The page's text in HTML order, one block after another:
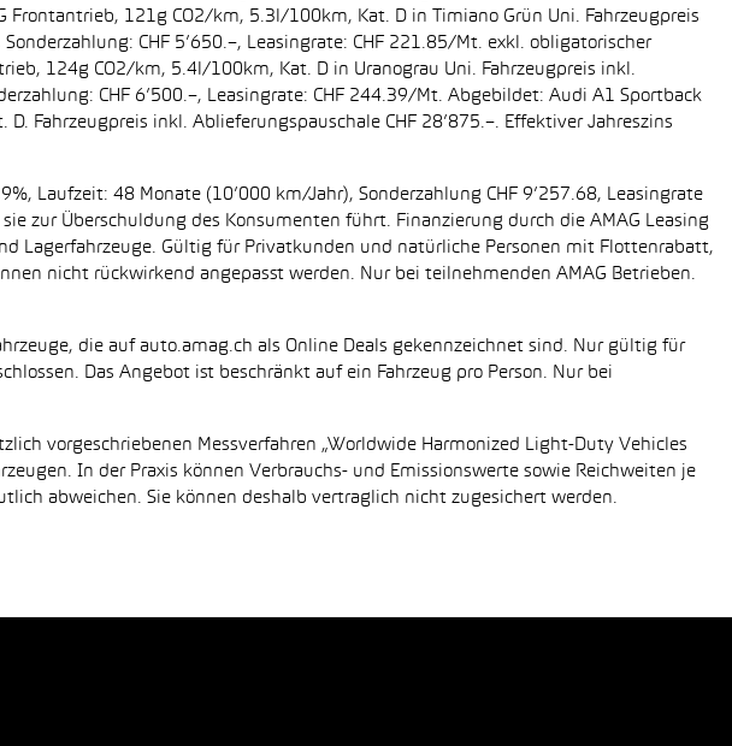
Frontantrieb, 121g CO2/km, 5.3l/100km, Kat. D in Timiano Grün Uni. Fahrzeugpreis
CHF 5’650.–, Leasingrate: CHF 221.85/Mt. exkl. obligatorischer
124g CO2/km, 5.4l/100km, Kat. D in Uranograu Uni. Fahrzeugpreis inkl.
CHF 6’500.–, Leasingrate: CHF 244.39/Mt. Abgebildet: Audi A1 Sportback
Fahrzeugpreis inkl. Ablieferungspauschale CHF 28’875.–. Effektiver Jahreszins
Laufzeit: 48 Monate (10’000 km/Jahr), Sonderzahlung CHF 9’257.68, Leasingrate
zur Überschuldung des Konsumenten führt. Finanzierung durch die AMAG Leasing
Lagerfahrzeuge. Gültig für Privatkunden und natürliche Personen mit Flottenrabatt,
nicht rückwirkend angepasst werden. Nur bei teilnehmenden AMAG Betrieben.
die auf auto.amag.ch als Online Deals gekennzeichnet sind. Nur gültig für
Das Angebot ist beschränkt auf ein Fahrzeug pro Person. Nur bei
vorgeschriebenen Messverfahren „Worldwide Harmonized Light-Duty Vehicles
In der Praxis können Verbrauchs- und Emissionswerte sowie Reichweiten je
abweichen. Sie können deshalb vertraglich nicht zugesichert werden.